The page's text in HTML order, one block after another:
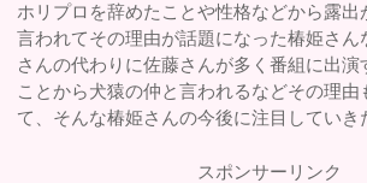
ホリプロを辞めたことや性格などから露出
言われてその理由が話題になった椿姫さん
さんの代わりに佐藤さんが多く番組に出演
ことから犬猿の仲と言われるなどその理由
て、そんな椿姫さんの今後に注目していき
スポンサーリンク